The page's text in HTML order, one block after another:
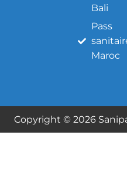
Bali
Pass
Maroc
Copyright © 2026